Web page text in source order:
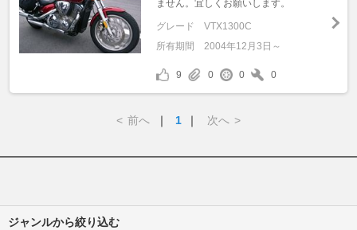
ません。宜しくお願いします。
グレード
VTX1300C
所有期間
2004年12月3日～
9 0 0 0
< 前へ ｜ 1 ｜ 次へ >
ジャンルから絞り込む